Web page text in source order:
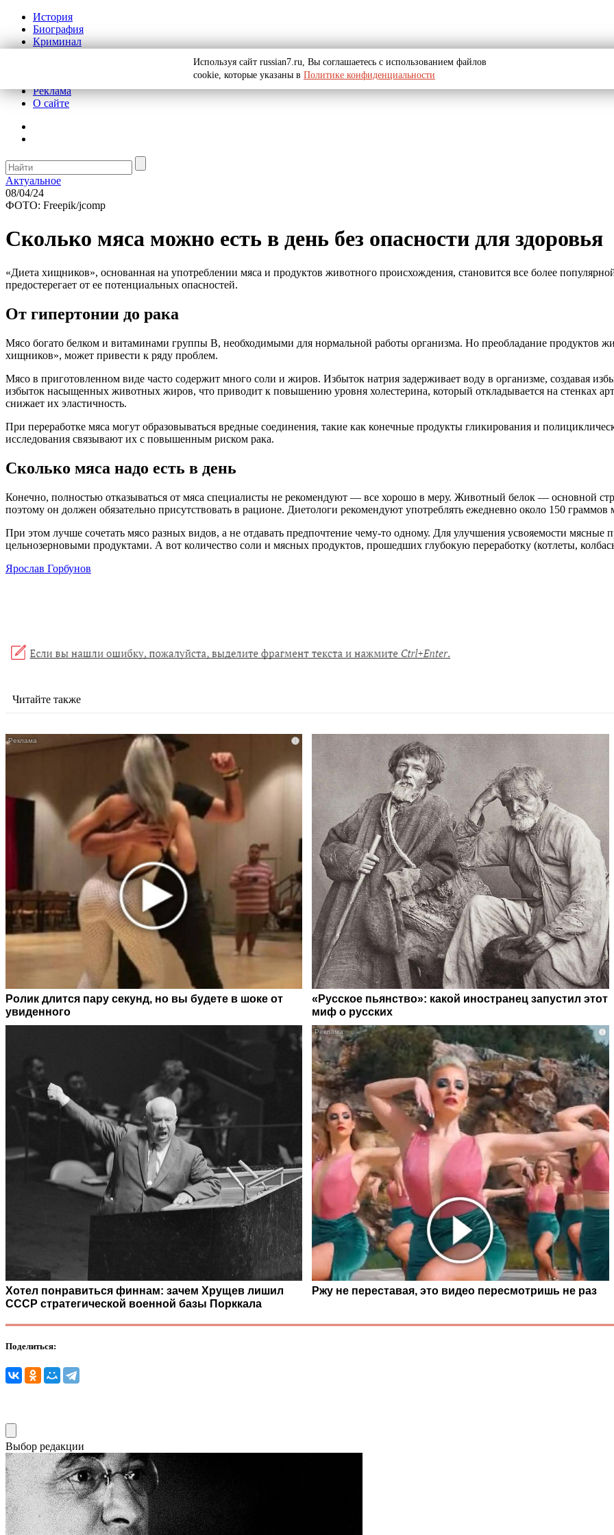
История
Биография
Криминал
Реклама
О сайте
Актуальное
08/04/24
ФОТО: Freepik/jcomp
Сколько мяса можно есть в день без опасности для здоровья
«Диета хищников», основанная на употреблении мяса и продуктов животного происхождения, становится все более
предостерегает от ее потенциальных опасностей.
От гипертонии до рака
Мясо богато белком и витаминами группы B, необходимыми для нормальной работы организма. Но преобладание продуктов
хищников», может привести к ряду проблем.
Мясо в приготовленном виде часто содержит много соли и жиров. Избыток натрия задерживает воду в организме, создавая
избыток насыщенных животных жиров, что приводит к повышению уровня холестерина, который откладывается на стенках
снижает их эластичность.
При переработке мяса могут образовываться вредные соединения, такие как конечные продукты гликирования и
исследования связывают их с повышенным риском рака.
Сколько мяса надо есть в день
Конечно, полностью отказываться от мяса специалисты не рекомендуют — все хорошо в меру. Животный белок — основной
поэтому он должен обязательно присутствовать в рационе. Диетологи рекомендуют употреблять ежедневно около 150
При этом лучше сочетать мясо разных видов, а не отдавать предпочтение чему-то одному. Для улучшения усвояемости
цельнозерновыми продуктами. А вот количество соли и мясных продуктов, прошедших глубокую переработку (котлеты,
Ярослав Горбунов
Читайте также
i
Ролик длится пару секунд, но вы будете в шоке от
увиденного
«Русское пьянство»: какой иностранец запустил этот
миф о русских
Хотел понравиться финнам: зачем Хрущев лишил
СССР стратегической военной базы Порккала
i
Ржу не переставая, это видео пересмотришь не раз
Поделиться:
Выбор редакции
Используя сайт russian7.ru, Вы соглашаетесь с использованием файлов
cookie, которые указаны в Политике конфиденциальности